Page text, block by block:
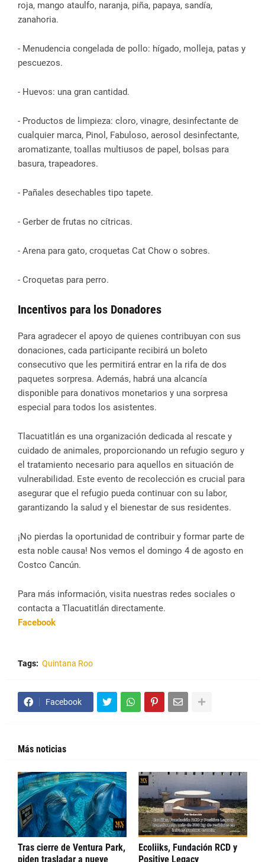
roja, mango ataulfo, naranja, piña, papaya, sandía,
zanahoria.
- Menudencia congelada de pollo: hígado, molleja, patas y
pescuezos.
- Huevos: una gran cantidad.
- Productos de limpieza: cloro, vinagre, desinfectante de
cualquier marca, Pinol, Fabuloso, aerosol desinfectante,
aromatizante, toallas multiusos de papel, bolsas para
basura, trapeadores.
- Pañales desechables tipo tapete.
- Gerber de frutas no cítricas.
- Arena para gato, croquetas Cat Chow o sobres.
- Croquetas para perro.
Incentivos para los Donadores
Para agradecer el apoyo de quienes contribuyan con sus
donaciones, cada participante recibirá un boleto
consecutivo que les permitirá entrar en la rifa de dos
paquetes sorpresa. Además, habrá una alcancía
disponible para donativos monetarios y una sorpresa
especial para todos los asistentes.
Tlacuatitlán es una organización dedicada al rescate y
cuidado de animales, proporcionando un refugio seguro y
el tratamiento necesario para aquellos en situación de
vulnerabilidad. Este evento de recolección es crucial para
asegurar que el refugio pueda continuar con su labor,
garantizando la salud y el bienestar de sus residentes.
¡No pierdas la oportunidad de contribuir y formar parte de
esta noble causa! Nos vemos el domingo 4 de agosto en
Costco Cancún.
Para más información, visita nuestras redes sociales o
contacta a Tlacuatitlán directamente.
Facebook
Tags: Quintana Roo
Facebook
Más noticias
Tras cierre de Ventura Park,
piden trasladar a nueve
Ecoliiks, Fundación RCD y
Positive Legacy